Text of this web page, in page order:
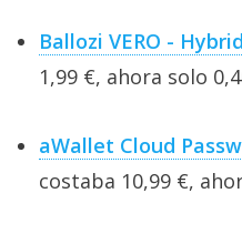
Ballozi VERO -
1,99 €, ahora solo
aWallet Cloud
costaba 10,99 €,